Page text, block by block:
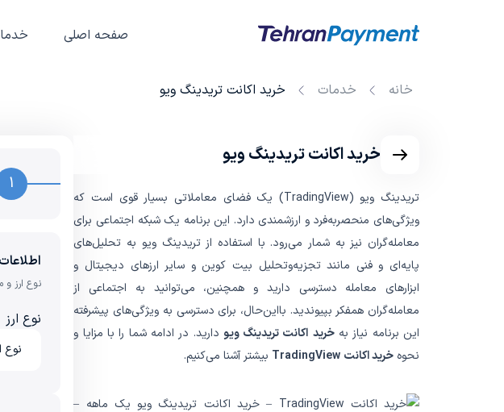
صفحه اصلی
خانه خدمات خرید اکانت تریدینگ ویو
خرید اکانت تریدینگ ویو
تریدینگ ویو (TradingView) یک فضای معاملاتی بسیار قوی است که
ویژگی‌های منحصربه‌فرد و ارزشمندی دارد. این برنامه یک شبکه اجتماعی برای
معامله‌گران نیز به شمار می‌رود. با استفاده از تریدینگ ویو به تحلیل‌های
پایه‌ای و فنی مانند تجزیه‌وتحلیل بیت کوین و سایر ارزهای دیجیتال و
ابزارهای معامله دسترسی دارید و همچنین، می‌توانید به اجتماعی از
معامله‌گران همفکر بپیوندید. بااین‌حال، برای دسترسی به ویژگی‌های پیشرفته
این برنامه نیاز بهخرید اکانت تریدینگ ویو دارید. در ادامه شما را با مزایا و
نحوه خرید اکانت TradingView بیشتر آشنا می‌کنیم.
1
نوع ارز و
نوع ارز
نوع